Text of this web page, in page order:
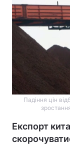
Падіння цін
Експорт